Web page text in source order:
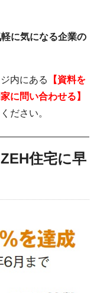
に気になる企業の
内にある
【資料を
に問い合わせる】
ださい。
住宅に早